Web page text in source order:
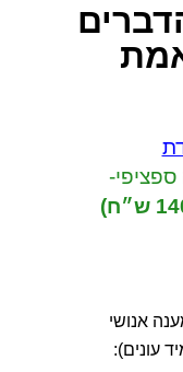
אנושי
עונים):